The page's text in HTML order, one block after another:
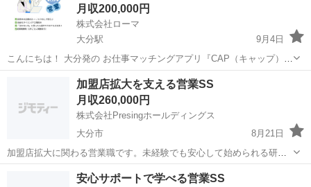
月収200,000円
株式会社ローマ
大分駅
9月4日
こんにちは！ 大分発の お仕事マッチングアプリ『CAP（キャップ）』
を運営している株式会社ローマです。 ただいま、地域の企業と人をつ
なぐ【副業型 営業サポーター】を募集中です✨ 📌 どんなお仕事？ 大
大分駅 営業 成果報酬型
加盟店拡大を支える営業SS
月収260,000円
株式会社Presingホールディングス
大分市
8月21日
加盟店拡大に関わる営業職です。未経験でも安心して始められる研修
制度と、先輩社員の手厚いサポートがあります。訪問や提案、フォロ
ーを通して実践的な営業スキルを磨くことが可能です。 【仕事内容】
営業 未経験
安心サポートで学べる営業SS